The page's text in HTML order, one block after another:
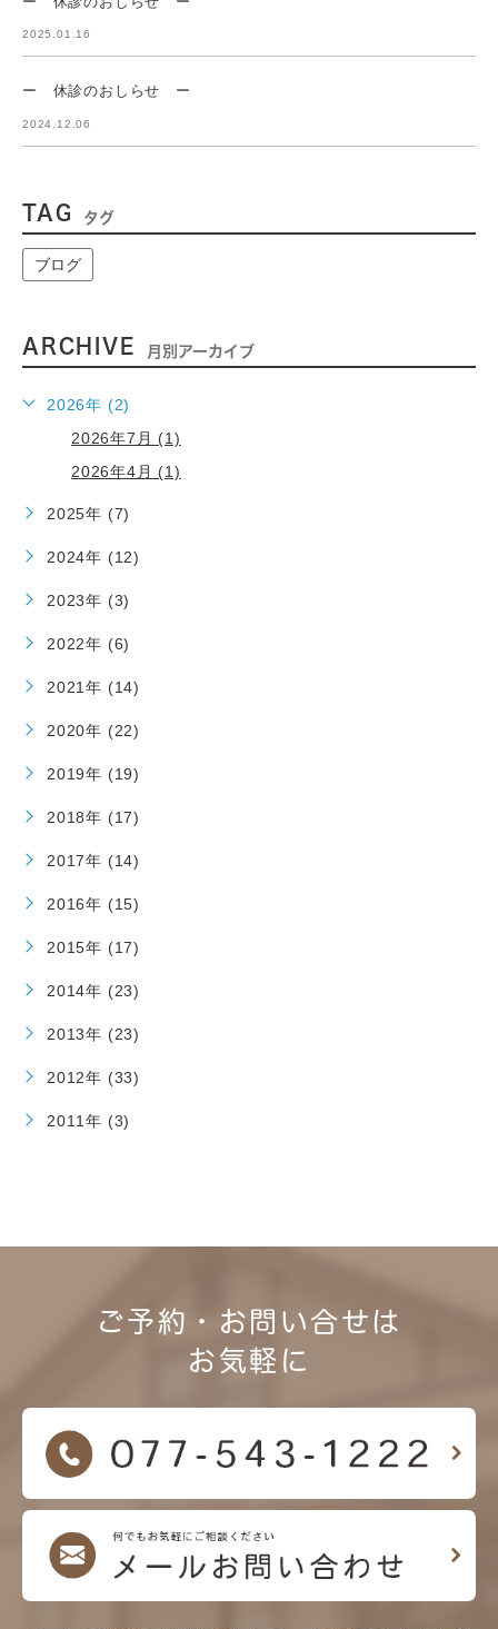
2025.01.16
ー 休診のおしらせ ー
2024.12.06
TAG タグ
ブログ
ARCHIVE 月別アーカイブ
2026年 (2)
2026年7月 (1)
2026年4月 (1)
2025年 (7)
2024年 (12)
2023年 (3)
2022年 (6)
2021年 (14)
2020年 (22)
2019年 (19)
2018年 (17)
2017年 (14)
2016年 (15)
2015年 (17)
2014年 (23)
2013年 (23)
2012年 (33)
2011年 (3)
ご予約・お問い合せは
お気軽に